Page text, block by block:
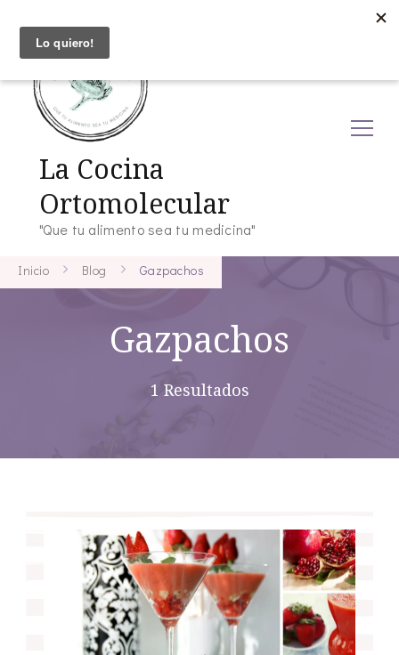
La Cocina
Ortomolecular
"Que tu alimento sea tu medicina"
Inicio Blog Gazpachos
Gazpachos
1 Resultados